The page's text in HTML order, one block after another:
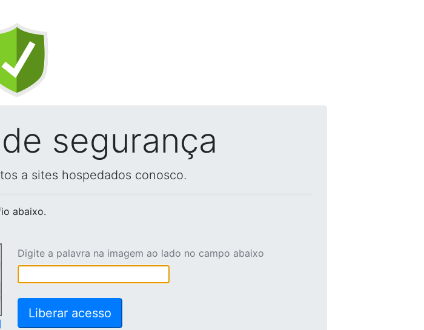
segurança
a sites hospedados conosco.
abaixo.
Digite a palavra na imagem ao lado no campo abaixo